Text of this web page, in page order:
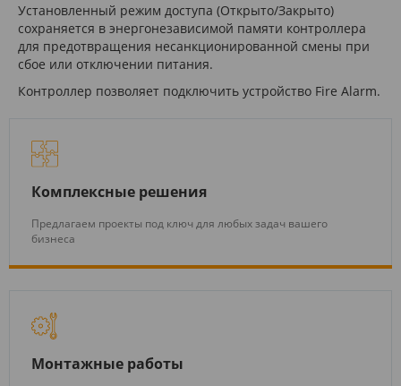
Установленный режим доступа (Открыто/Закрыто)
сохраняется в энергонезависимой памяти контроллера
для предотвращения несанкционированной смены при
сбое или отключении питания.
Контроллер позволяет подключить устройство Fire Alarm.
Комплексные решения
Предлагаем проекты под ключ для любых задач вашего
бизнеса
Монтажные работы